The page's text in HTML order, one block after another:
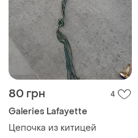
80 грн 4
Galeries Lafayette
Цепочка из китицей